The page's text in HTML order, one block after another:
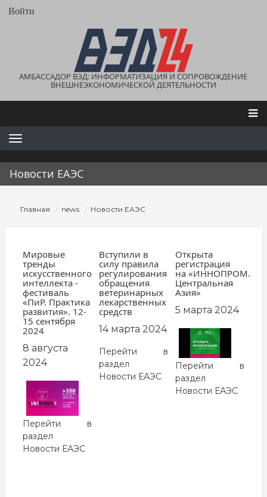
Перейти
User
Войти
АМБАССАДОР ВЭД: ИНФОРМАТИЗАЦИЯ И СОПРОВОЖДЕНИЕ
ВНЕШНЕЭКОНОМИЧЕСКОЙ ДЕЯТЕЛЬНОСТИ
Main
navigation
Новости ЕАЭС
Строка
Главная news Новости ЕАЭС
Мировые
тренды
искусственного
интеллекта -
фестиваль
«ПиР. Практика
развития». 12-
15 сентября
2024
8 августа
2024
Перейти в
раздел
Новости ЕАЭС
Вступили в
силу правила
регулирования
обращения
ветеринарных
лекарственных
средств
14 марта 2024
Перейти в
раздел
Новости ЕАЭС
Открыта
регистрация
на «ИННОПРОМ.
Центральная
Азия»
5 марта 2024
Перейти в
раздел
Новости ЕАЭС